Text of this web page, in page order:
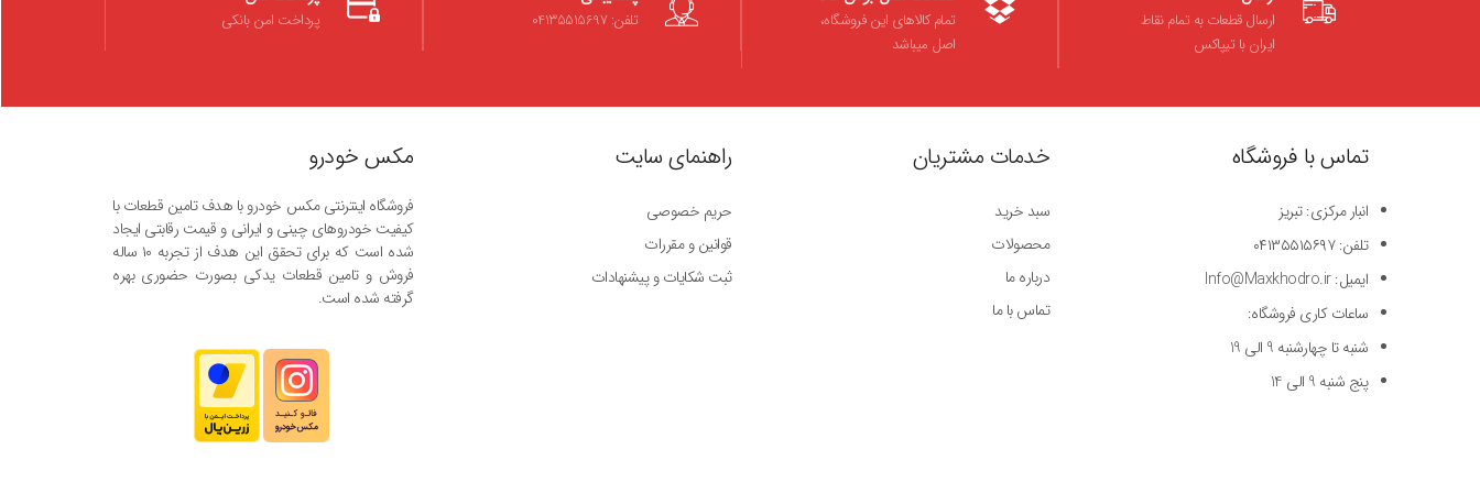
پرداخت امن بانکی تلفن: 04135515697
تمام کالاهای این فروشگاه،
اصل میباشد
ارسال قطعات به تمام نقاط
ایران با تیپاکس
مکس خودرو
فروشگاه اینترنتی مکس خودرو با هدف تامین قطعات با
کیفیت خودروهای چینی و ایرانی و قیمت رقابتی ایجاد
شده است که برای تحقق این هدف از تجربه ۱۰ ساله
فروش و تامین قطعات یدکی بصورت حضوری بهره
گرفته شده است.
راهنمای سایت
حریم خصوصی
قوانین و مقررات
ثبت شکایات و پیشنهادات
خدمات مشتریان
سبد خرید
محصولات
درباره ما
تماس با ما
تماس با فروشگاه
انبار مرکزی: تبریز
تلفن: ۰۴۱۳۵۵۱۵۶۹۷
ایمیل: Info@Maxkhodro.ir
ساعات کاری فروشگاه:
شنبه تا چهارشنبه 9 الی 19
پنج شنبه 9 الی 14